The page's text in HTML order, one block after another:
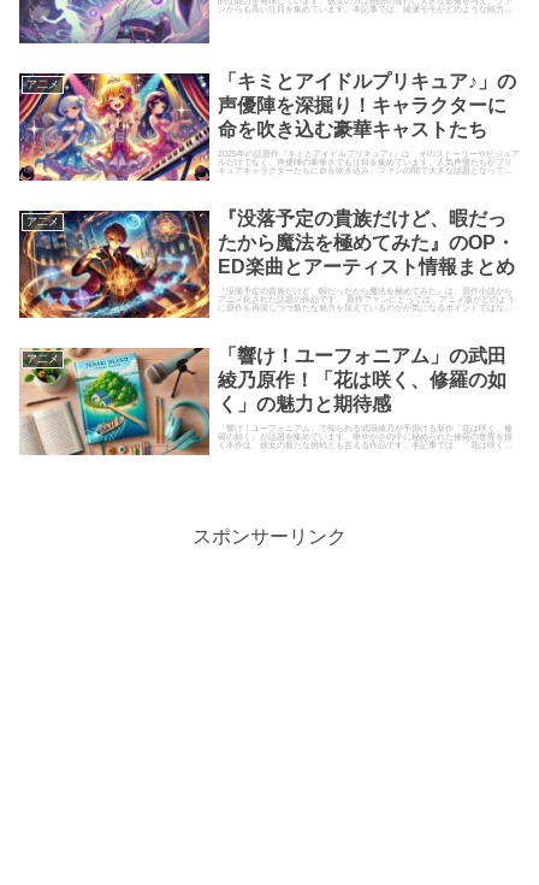
ンからも高い注目を集めています。本記事では、綾瀬モモがどのような能力を
ア二メ
「キミとアイドルプリキュア♪」の
声優陣を深掘り！キャラクターに
命を吹き込む豪華キャストたち
2025年の話題作『キミとアイドルプリキュア♪』は、そのストーリーやビジュア
ルだけでなく、声優陣の豪華さでも注目を集めています。人気声優たちがプリ
キュアキャラクターたちに命を吹き込み、ファンの間で大きな話題となってい
ア二メ
『没落予定の貴族だけど、暇だっ
たから魔法を極めてみた』のOP・
ED楽曲とアーティスト情報まとめ
『没落予定の貴族だけど、暇だったから魔法を極めてみた』は、原作小説から
アニメ化された話題の作品です。 原作ファンにとっては、アニメ版がどのよう
に原作を再現しつつ新たな魅力を加えているのかが気になるポイントではない
ア二メ
「響け！ユーフォニアム」の武田
綾乃原作！「花は咲く、修羅の如
く」の魅力と期待感
「響け！ユーフォニアム」で知られる武田綾乃が手掛ける新作「花は咲く、修
羅の如く」が話題を集めています。華やかさの中に秘められた修羅の世界を描
く本作は、彼女の新たな挑戦とも言える作品です。本記事では、「花は咲く、
スポンサーリンク